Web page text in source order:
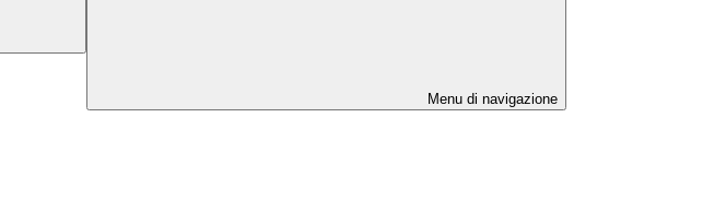
Menu di navigazione